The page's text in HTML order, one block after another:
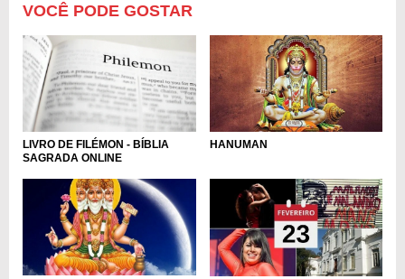
VOCÊ PODE GOSTAR
LIVRO DE FILÉMON - BÍBLIA
SAGRADA ONLINE
HANUMAN